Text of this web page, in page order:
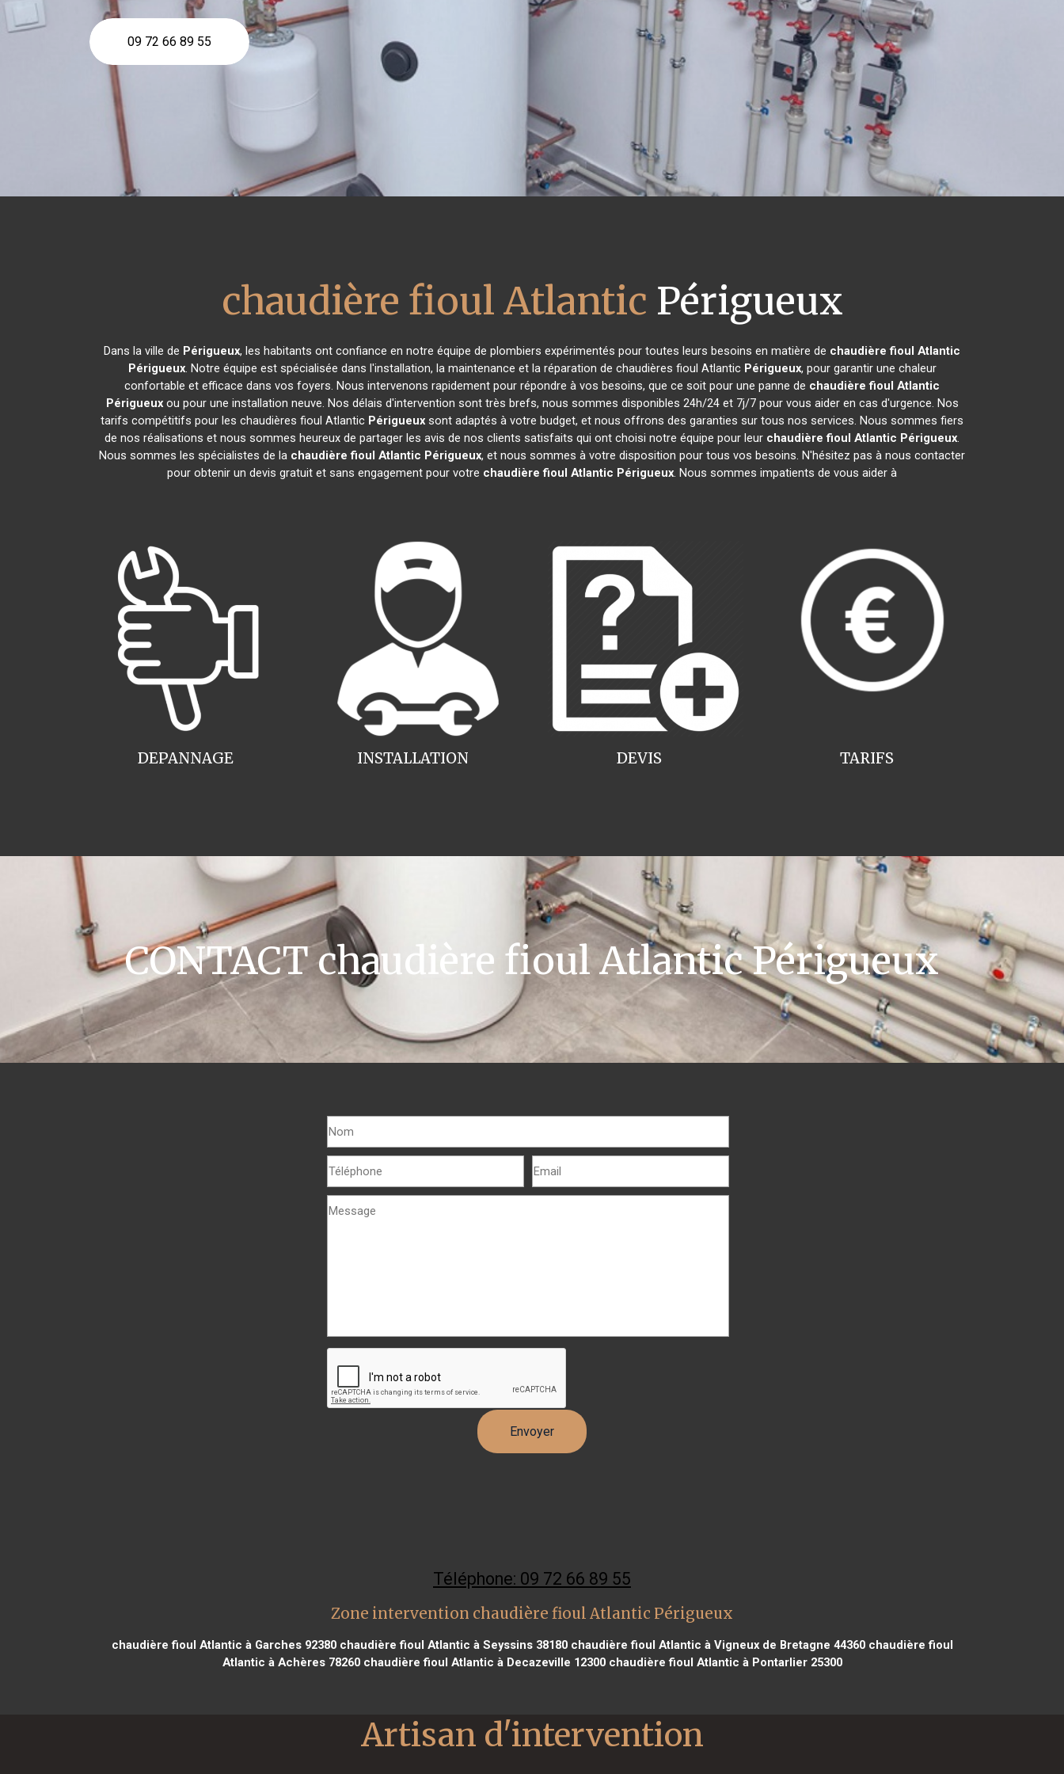
09 72 66 89 55
chaudière fioul Atlantic Périgueux
Dans la ville de Périgueux, les habitants ont confiance en notre équipe de plombiers expérimentés pour toutes leurs besoins en matière de chaudière fioul Atlantic
Périgueux. Notre équipe est spécialisée dans l'installation, la maintenance et la réparation de chaudières fioul Atlantic Périgueux, pour garantir une chaleur
confortable et efficace dans vos foyers. Nous intervenons rapidement pour répondre à vos besoins, que ce soit pour une panne de chaudière fioul Atlantic
Périgueuxou pour une installation neuve. Nos délais d'intervention sont très brefs, nous sommes disponibles 24h/24 et 7j/7 pour vous aider en cas d'urgence. Nos
tarifs compétitifs pour les chaudières fioul Atlantic Périgueux sont adaptés à votre budget, et nous offrons des garanties sur tous nos services. Nous sommes fiers
de nos réalisations et nous sommes heureux de partager les avis de nos clients satisfaits qui ont choisi notre équipe pour leur chaudière fioul Atlantic Périgueux.
Nous sommes les spécialistes de la chaudière fioul Atlantic Périgueux, et nous sommes à votre disposition pour tous vos besoins. N'hésitez pas à nous contacter
pour obtenir un devis gratuit et sans engagement pour votre chaudière fioul Atlantic Périgueux. Nous sommes impatients de vous aider à
INSTALLATION
DEPANNAGE TARIFS
DEVIS
CONTACT chaudière fioul Atlantic Périgueux
Téléphone: 09 72 66 89 55
Zone intervention chaudière fioul Atlantic Périgueux
chaudière fioul Atlantic à Garches 92380chaudière fioul Atlantic à Seyssins 38180chaudière fioul Atlantic à Vigneux de Bretagne 44360chaudière fioul
Atlantic à Achères 78260chaudière fioul Atlantic à Decazeville 12300chaudière fioul Atlantic à Pontarlier 25300
Artisan d'intervention